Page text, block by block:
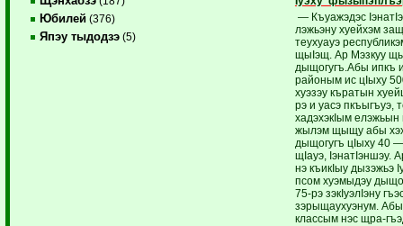
Юбилей (376)
Япэу тыдодзэ (5)
— Къуажэдэс
лэжьэну хуейхэм
теухуауэ
щыIэщ. Ар Мэзкуу
дыщогугъ.Абы ипкъ
районым ис цIыху
хуэзэу къратын
рэ и уасэ пкъыгъуэ,
хадэхэкIым
жылэм щыщу абы
дыщогугъ цIыху 40
щIауэ, IэнатIэншэу.
нэ къикIыу дызэжьэ
псом хуэмыдэу
75-рэ зэ­кIуэ­лIэну
зэрыщау­хуэнум.
классым нэс щра-